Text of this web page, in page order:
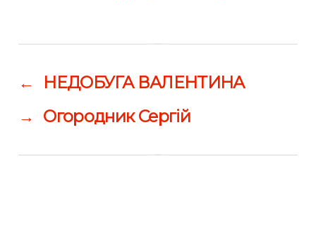
←
НЕДОБУГА ВАЛЕНТИНА
→ Огородник Сергій